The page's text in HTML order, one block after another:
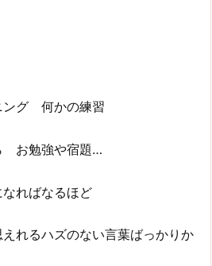
ング 何かの練習
お勉強や宿題…
ればなるほど
れるハズのない言葉ばっかりか